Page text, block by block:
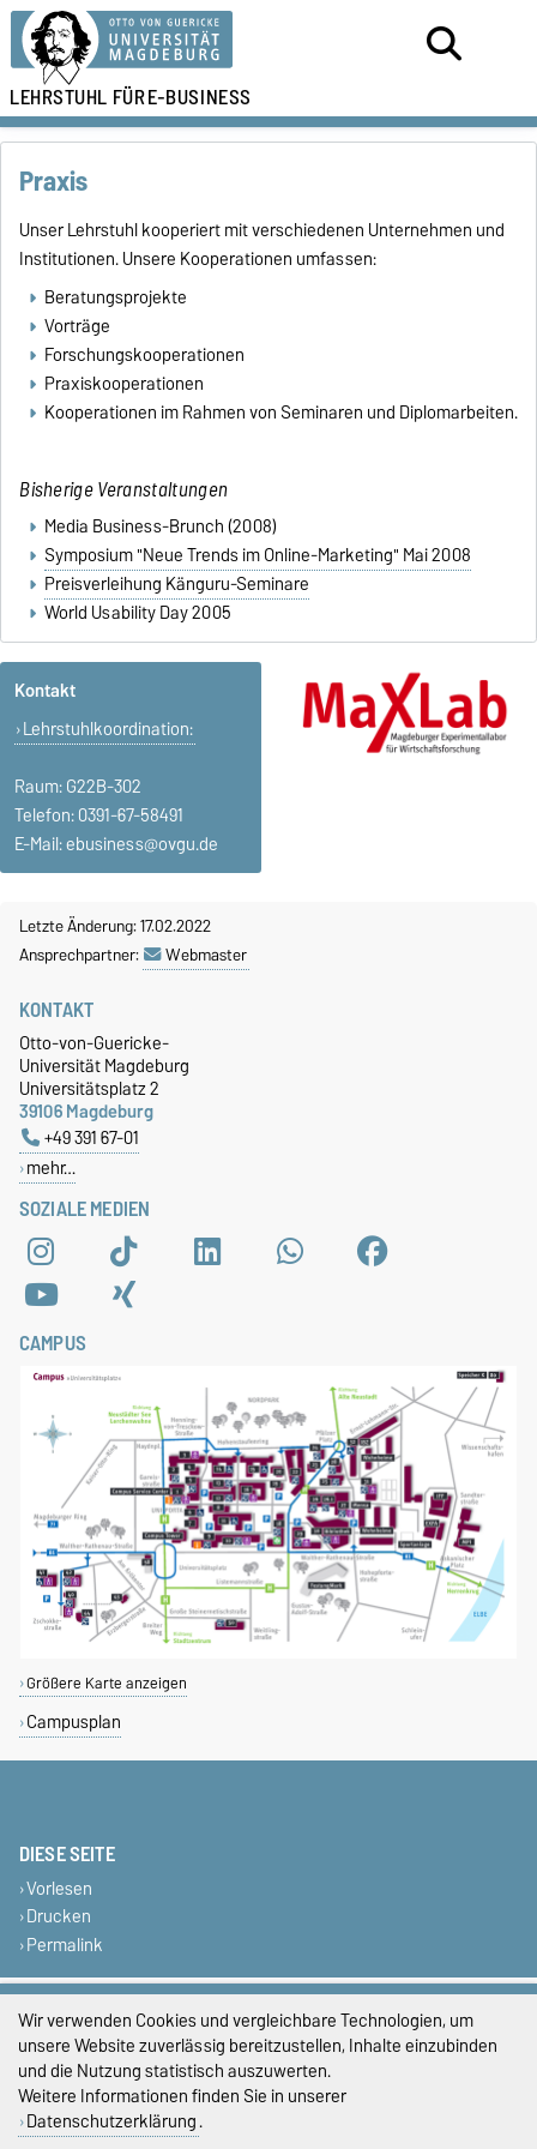
LEHRSTUHL FÜRE-BUSINESS
Praxis
Unser Lehrstuhl kooperiert mit verschiedenen Unternehmen und
Institutionen. Unsere Kooperationen umfassen:
Beratungsprojekte
Vorträge
Forschungskooperationen
Praxiskooperationen
Kooperationen im Rahmen von Seminaren und Diplomarbeiten.
Bisherige Veranstaltungen
Media Business-Brunch (2008)
Symposium "Neue Trends im Online-Marketing" Mai 2008
Preisverleihung Känguru-Seminare
World Usability Day 2005
Kontakt
Lehrstuhlkoordination:
Raum: G22B-302
Telefon: 0391-67-58491
E-Mail:ebusiness@ovgu.de
Letzte Änderung: 17.02.2022
Ansprechpartner:
Webmaster
SOZIALE MEDIEN
KONTAKT
Otto-von-Guericke-
Universität Magdeburg
Universitätsplatz 2
39106 Magdeburg
+49 391 67-01
mehr…
CAMPUS
Größere Karte anzeigen
Campusplan
DIESE SEITE
Vorlesen
Drucken
Permalink
Impressum
Datenschutz
Barrierefreiheit
Wir verwenden Cookies und vergleichbare Technologien, um
unsere Website zuverlässig bereitzustellen, Inhalte einzubinden
und die Nutzung statistisch auszuwerten.
Weitere Informationen finden Sie in unserer
Datenschutzerklärung.